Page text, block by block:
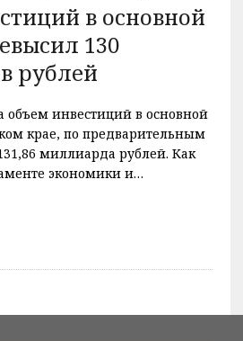
в основной
130
рублей
объем инвестиций в основной
крае, по предварительным
миллиарда рублей. Как
экономики и…